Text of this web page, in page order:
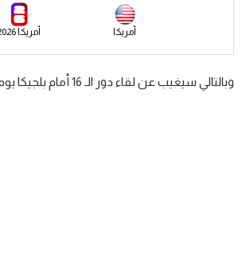
أمريكا أمريكا 2026
وبالتالي سيغيب عن لقاء دور الـ 16 أمام بلجيكا يوم الثلاثاء المقبل.